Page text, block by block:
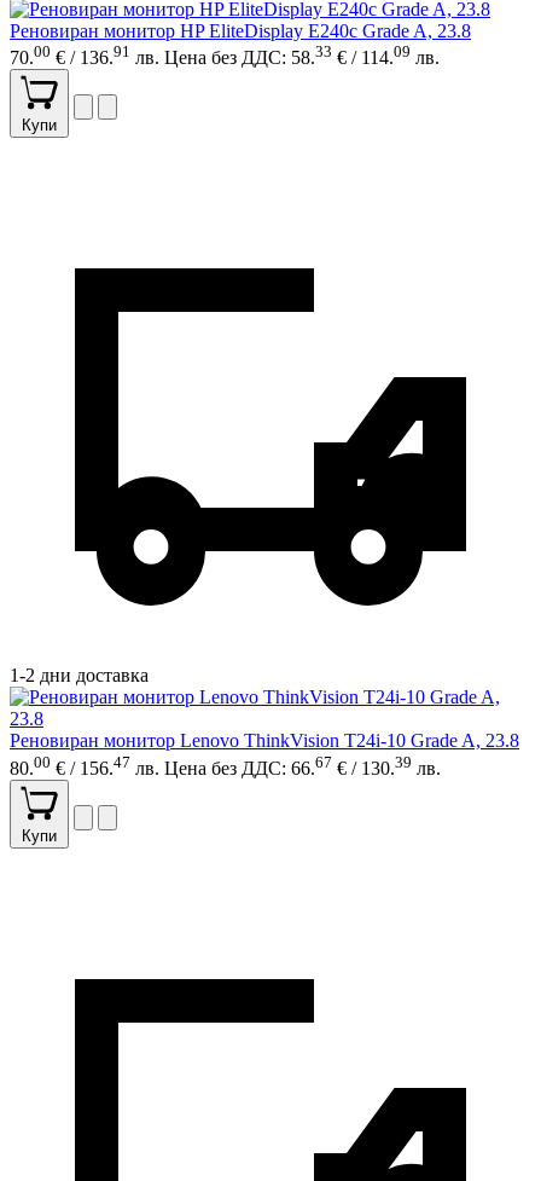
Реновиран монитор HP EliteDisplay E240c Grade A, 23.8
70.00 € / 136.91 лв. Цена без ДДС: 58.33 € / 114.09 лв.
Купи
1-2 дни доставка
Реновиран монитор Lenovo ThinkVision T24i-10 Grade A, 23.8
80.00 € / 156.47 лв. Цена без ДДС: 66.67 € / 130.39 лв.
Купи